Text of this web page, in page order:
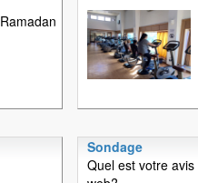
Sondage
Quel est votre